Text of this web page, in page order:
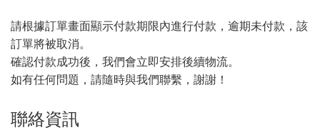
請根據訂單畫面顯示付款期限內進行付款，逾期未付款，該
訂單將被取消。
確認付款成功後，我們會立即安排後續物流。
如有任何問題，請隨時與我們聯繫，謝謝！
聯絡資訊